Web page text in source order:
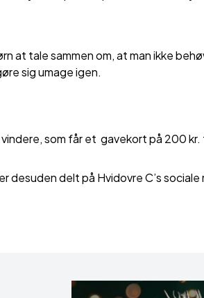
at tale sammen om, at man ikke
sig umage igen.
som får et gavekort på 200 kr.
desuden delt på Hvidovre C’s